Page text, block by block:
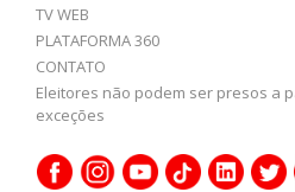
TV WEB
PLATAFORMA 360
CONTATO
Eleitores não podem ser presos a
exceções